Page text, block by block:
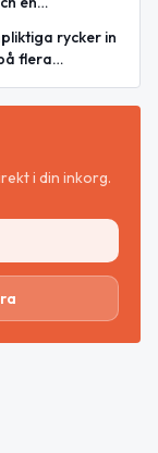
rycker in
flera
i din inkorg.